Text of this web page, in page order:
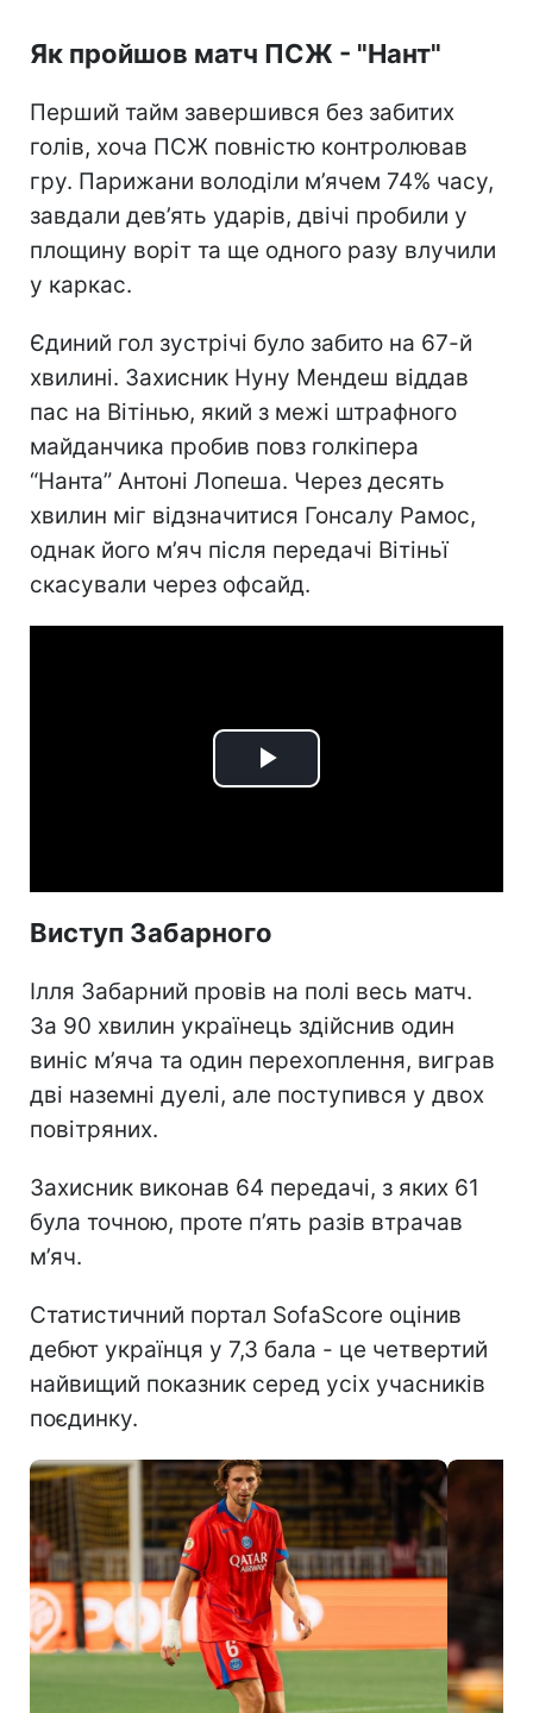
Як пройшов матч ПСЖ - "Нант"
Перший тайм завершився без забитих
голів, хоча ПСЖ повністю контролював
гру. Парижани володіли м’ячем 74% часу,
завдали дев’ять ударів, двічі пробили у
площину воріт та ще одного разу влучили
у каркас.
Єдиний гол зустрічі було забито на 67-й
хвилині. Захисник Нуну Мендеш віддав
пас на Вітінью, який з межі штрафного
майданчика пробив повз голкіпера
“Нанта” Антоні Лопеша. Через десять
хвилин міг відзначитися Гонсалу Рамос,
однак його м’яч після передачі Вітіньї
скасували через офсайд.
Play
Виступ Забарного
Ілля Забарний провів на полі весь матч.
За 90 хвилин українець здійснив один
виніс м’яча та один перехоплення, виграв
дві наземні дуелі, але поступився у двох
повітряних.
Захисник виконав 64 передачі, з яких 61
була точною, проте п’ять разів втрачав
м’яч.
Статистичний портал SofaScore оцінив
дебют українця у 7,3 бала - це четвертий
найвищий показник серед усіх учасників
поєдинку.